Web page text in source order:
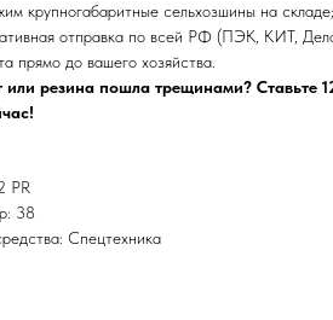
крупногабаритные сельхозшины на складе;
отправка по всей РФ (ПЭК, КИТ,
прямо до вашего хозяйства.
или резина пошла трещинами? Ставьте
PR
38
Спецтехника